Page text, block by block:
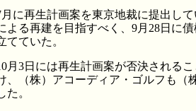
に再生計画案を東京地裁に提出し
よる再建を目指すべく、9月28日に
ていた。
3日には再生計画案が否決される
、（株）アコーディア・ゴルフも（
。